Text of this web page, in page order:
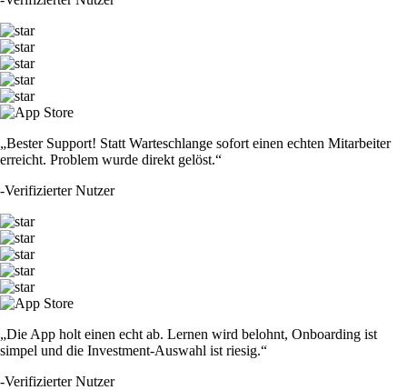
„Bester Support! Statt Warteschlange sofort einen echten Mitarbeiter
erreicht. Problem wurde direkt gelöst.“
-Verifizierter Nutzer
„Die App holt einen echt ab. Lernen wird belohnt, Onboarding ist
simpel und die Investment-Auswahl ist riesig.“
-Verifizierter Nutzer